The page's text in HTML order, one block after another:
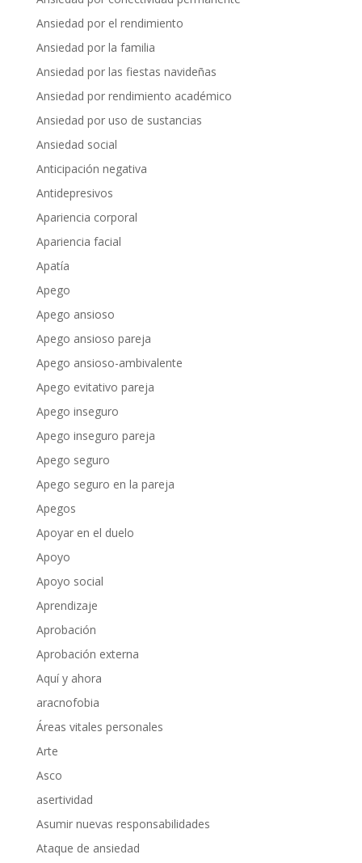
Ansiedad por el rendimiento
Ansiedad por la familia
Ansiedad por las fiestas navideñas
Ansiedad por rendimiento académico
Ansiedad por uso de sustancias
Ansiedad social
Anticipación negativa
Antidepresivos
Apariencia corporal
Apariencia facial
Apatía
Apego
Apego ansioso
Apego ansioso pareja
Apego ansioso-ambivalente
Apego evitativo pareja
Apego inseguro
Apego inseguro pareja
Apego seguro
Apego seguro en la pareja
Apegos
Apoyar en el duelo
Apoyo
Apoyo social
Aprendizaje
Aprobación
Aprobación externa
Aquí y ahora
aracnofobia
Áreas vitales personales
Arte
Asco
asertividad
Asumir nuevas responsabilidades
Ataque de ansiedad